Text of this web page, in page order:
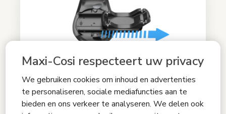
Maxi-Cosi respecteert uw privacy
We gebruiken cookies om inhoud en advertenties
te personaliseren, sociale mediafuncties aan te
bieden en ons verkeer te analyseren. We delen ook
FamilyFix Slide Pro